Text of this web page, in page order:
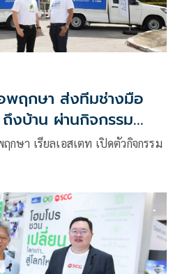
พฤกษา ส่งทีมช่างมือ
งบ้าน ผ่านกิจกรรม
Fix Free Day’
กษา เรียลเอสเตท เปิดตัวกิจกรรม